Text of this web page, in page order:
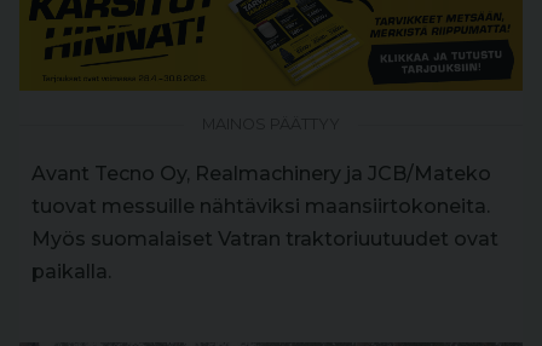
Avant Tecno Oy, Realmachinery ja JCB/Mateko
tuovat messuille nähtäviksi maansiirtokoneita.
Myös suomalaiset Vatran traktoriuutuudet ovat
paikalla.